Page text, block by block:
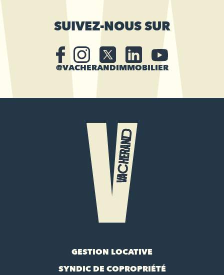
SUIVEZ-NOUS SUR
@VACHERANDIMMOBILIER
GESTION LOCATIVE
SYNDIC DE COPROPRIÉTÉ